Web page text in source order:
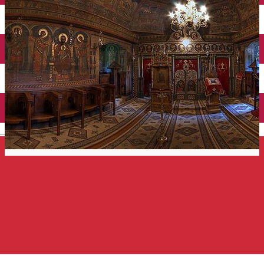
English
Închirieri auto
Închirieri de biciclete